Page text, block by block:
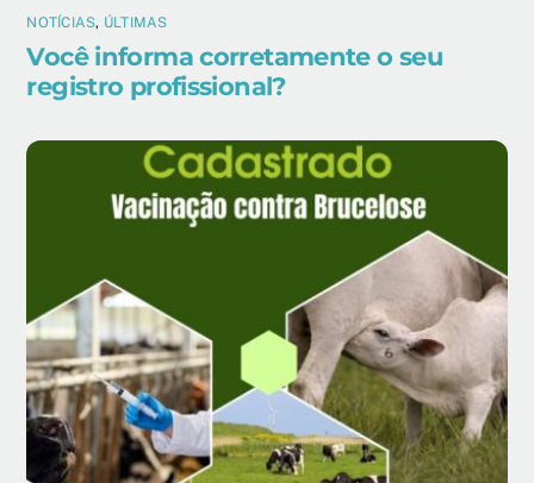
NOTÍCIAS, ÚLTIMAS
Você informa corretamente o seu
registro profissional?